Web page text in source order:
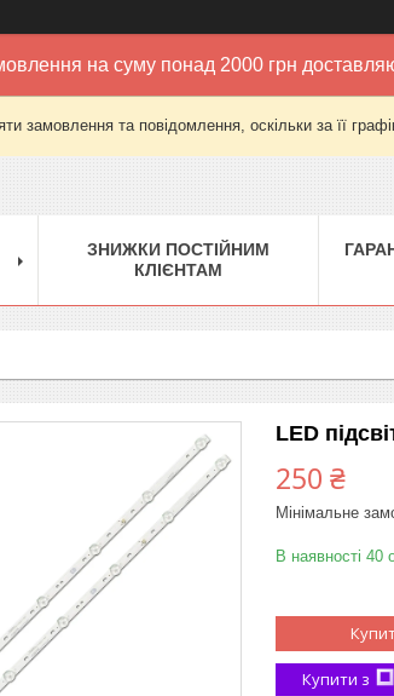
на суму понад 2000 грн
замовлення та повідомлення, оскільки за її
ЗНИЖКИ ПОСТІЙНИМ
КЛІЄНТАМ
LED
250 ₴
Мінімальне
В наявності 40
Купити з